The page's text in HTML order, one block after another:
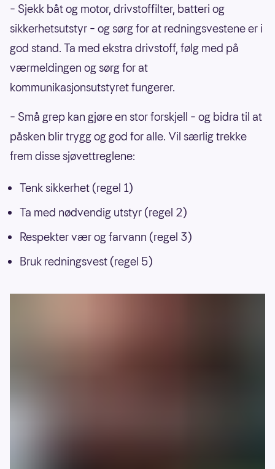
– Sjekk båt og motor, drivstoffilter, batteri og
sikkerhetsutstyr – og sørg for at redningsvestene er i
god stand. Ta med ekstra drivstoff, følg med på
værmeldingen og sørg for at
kommunikasjonsutstyret fungerer.
– Små grep kan gjøre en stor forskjell – og bidra til at
påsken blir trygg og god for alle. Vil særlig trekke
frem disse sjøvettreglene:
Tenk sikkerhet (regel 1)
Ta med nødvendig utstyr (regel 2)
Respekter vær og farvann (regel 3)
Bruk redningsvest (regel 5)